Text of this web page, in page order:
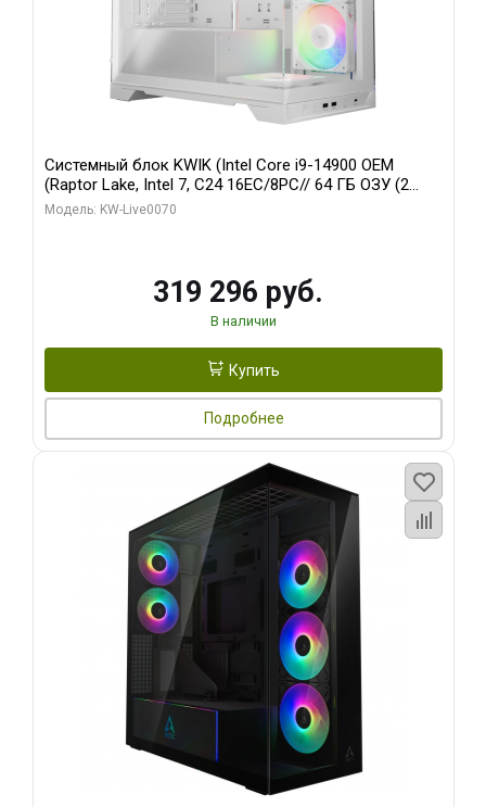
Системный блок KWIK (Intel Core i9-14900 OEM
(Raptor Lake, Intel 7, C24 16EC/8PC// 64 ГБ ОЗУ (2
модуля)/ Gigabyte RTX5080 XTREME WATERFORCE
Модель: KW-Live0070
319 296 руб.
В наличии
Купить
Подробнее